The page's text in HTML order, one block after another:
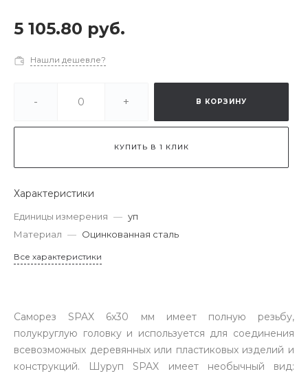
5 105.80 руб.
Нашли дешевле?
- + В КОРЗИНУ
КУПИТЬ В 1 КЛИК
Характеристики
Единицы измерения — уп
Материал — Оцинкованная сталь
Все характеристики
Саморез SPAX 6х30 мм имеет полную резьбу,
полукруглую головку и используется для соединения
всевозможных деревянных или пластиковых изделий и
конструкций. Шуруп SPAX имеет необычный вид: